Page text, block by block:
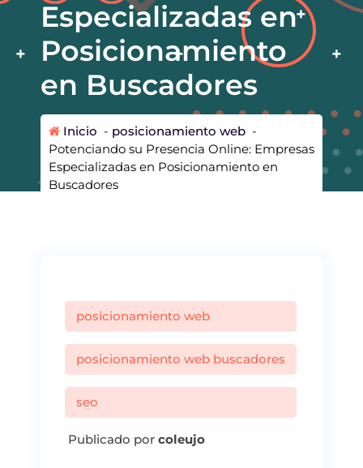
Especializadas en
Posicionamiento
en Buscadores
Inicio - posicionamiento web -
Potenciando su Presencia Online: Empresas
Especializadas en Posicionamiento en
Buscadores
posicionamiento web
posicionamiento web buscadores
seo
Publicado por coleujo